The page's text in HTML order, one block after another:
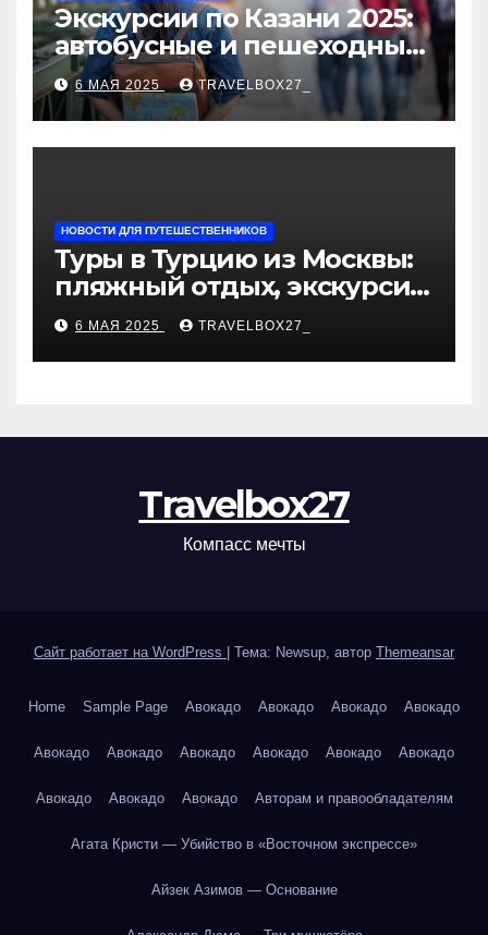
Экскурсии по Казани 2025:
автобусные и пешеходные
туры от туроператора
«Казан360»
6 МАЯ 2025 TRAVELBOX27_
НОВОСТИ ДЛЯ ПУТЕШЕСТВЕННИКОВ
Туры в Турцию из Москвы:
пляжный отдых, экскурсии
и лучшие курорты
6 МАЯ 2025 TRAVELBOX27_
Travelbox27
Компасс мечты
Сайт работает на WordPress | Тема: Newsup, автор Themeansar
Home Sample Page Авокадо Авокадо Авокадо Авокадо
Авокадо Авокадо Авокадо Авокадо Авокадо Авокадо
Авокадо Авокадо Авокадо Авторам и правообладателям
Агата Кристи — Убийство в «Восточном экспрессе»
Айзек Азимов — Основание